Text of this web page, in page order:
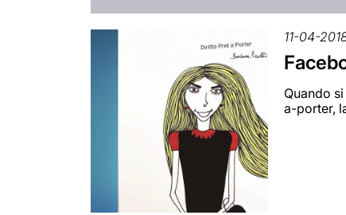
11-04-
Quando
a-porter,